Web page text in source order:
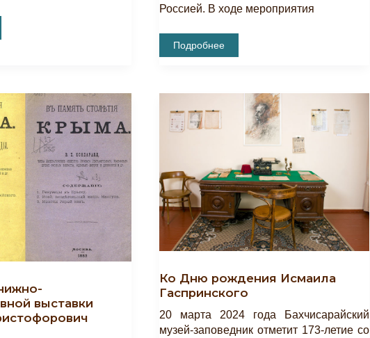
Россией. В ходе мероприятия
Состоялось
Мероприятие
–
Гг.»,
Посвященное
10-
С
Россией
Подробнее
выставки
Ко Дню рождения Исмаила
Гаспринского
20 марта 2024 года Бахчисарайский
музей-заповедник отметит 173-летие со